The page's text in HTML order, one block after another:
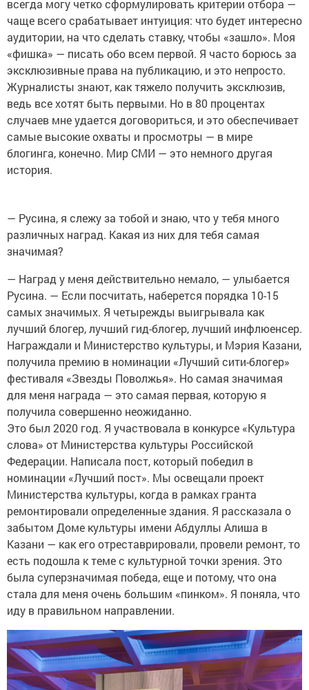
всегда могу четко сформулировать критерии отбора —
чаще всего срабатывает интуиция: что будет интересно
аудитории, на что сделать ставку, чтобы «зашло». Моя
«фишка» — писать обо всем первой. Я часто борюсь за
эксклюзивные права на публикацию, и это непросто.
Журналисты знают, как тяжело получить эксклюзив,
ведь все хотят быть первыми. Но в 80 процентах
случаев мне удается договориться, и это обеспечивает
самые высокие охваты и просмотры — в мире
блогинга, конечно. Мир СМИ — это немного другая
история.
— Русина, я слежу за тобой и знаю, что у тебя много
различных наград. Какая из них для тебя самая
значимая?
— Наград у меня действительно немало, — улыбается
Русина. — Если посчитать, наберется порядка 10-15
самых значимых. Я четырежды выигрывала как
лучший блогер, лучший гид-блогер, лучший инфлюенсер.
Награждали и Министерство культуры, и Мэрия Казани,
получила премию в номинации «Лучший сити-блогер»
фестиваля «Звезды Поволжья». Но самая значимая
для меня награда — это самая первая, которую я
получила совершенно неожиданно.
Это был 2020 год. Я участвовала в конкурсе «Культура
слова» от Министерства культуры Российской
Федерации. Написала пост, который победил в
номинации «Лучший пост». Мы освещали проект
Министерства культуры, когда в рамках гранта
ремонтировали определенные здания. Я рассказала о
забытом Доме культуры имени Абдуллы Алиша в
Казани — как его отреставрировали, провели ремонт, то
есть подошла к теме с культурной точки зрения. Это
была суперзначимая победа, еще и потому, что она
стала для меня очень большим «пинком». Я поняла, что
иду в правильном направлении.